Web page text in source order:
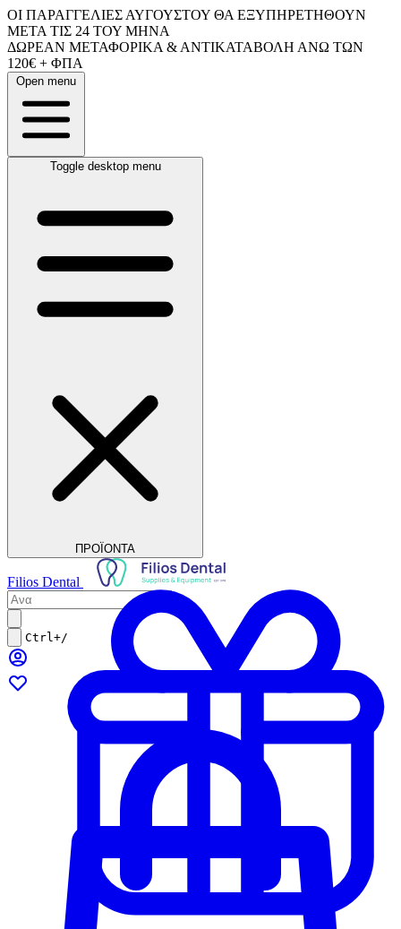
ΟΙ ΠΑΡΑΓΓΕΛΙΕΣ ΑΥΓΟΥΣΤΟΥ ΘΑ ΕΞΥΠΗΡΕΤΗΘΟΥΝ
ΜΕΤΑ ΤΙΣ 24 ΤΟΥ ΜΗΝΑ
ΔΩΡΕΑΝ ΜΕΤΑΦΟΡΙΚΑ & ΑΝΤΙΚΑΤΑΒΟΛΗ ΑΝΩ ΤΩΝ
120€ + ΦΠΑ
Open menu
Toggle desktop menu
ΠΡΟΪΟΝΤΑ
Filios Dental
Ctrl+/